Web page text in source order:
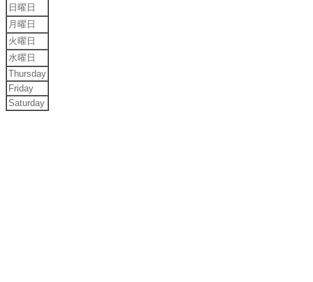
日曜日
月曜日
火曜日
水曜日
Thursday
Friday
Saturday